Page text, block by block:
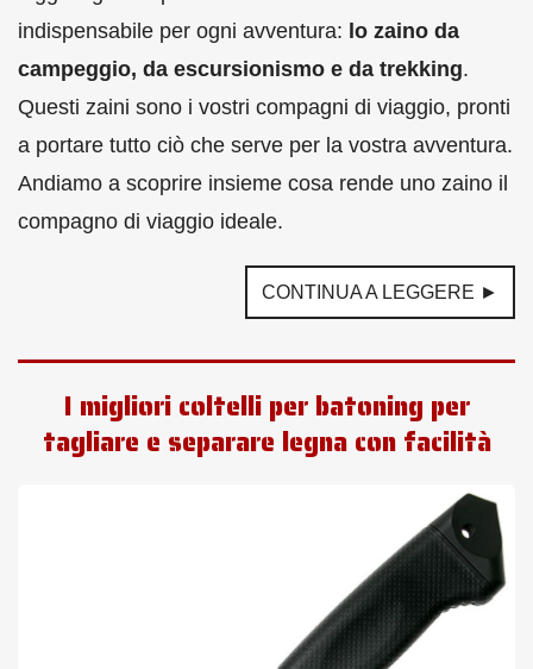
indispensabile per ogni avventura: lo zaino da
campeggio, da escursionismo e da trekking.
Questi zaini sono i vostri compagni di viaggio, pronti
a portare tutto ciò che serve per la vostra avventura.
Andiamo a scoprire insieme cosa rende uno zaino il
compagno di viaggio ideale.
CONTINUA A LEGGERE ►
I migliori coltelli per batoning per
tagliare e separare legna con facilità